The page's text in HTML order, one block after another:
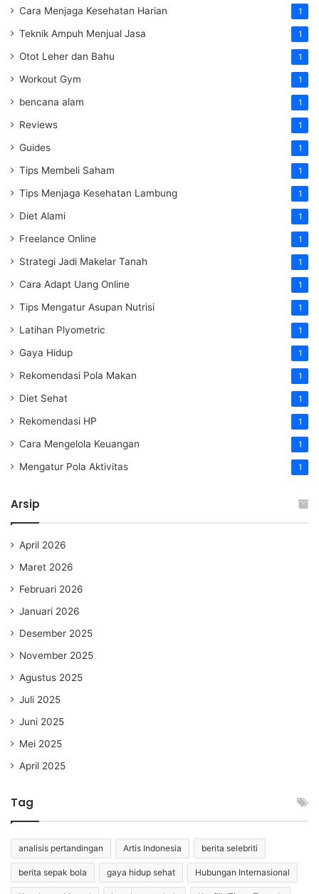
Cara Menjaga Kesehatan Harian 1
Teknik Ampuh Menjual Jasa 1
Otot Leher dan Bahu 1
Workout Gym 1
bencana alam 1
Reviews 1
Guides 1
Tips Membeli Saham 1
Tips Menjaga Kesehatan Lambung 1
Diet Alami 1
Freelance Online 1
Strategi Jadi Makelar Tanah 1
Cara Adapt Uang Online 1
Tips Mengatur Asupan Nutrisi 1
Latihan Plyometric 1
Gaya Hidup 1
Rekomendasi Pola Makan 1
Diet Sehat 1
Rekomendasi HP 1
Cara Mengelola Keuangan 1
Mengatur Pola Aktivitas 1
Arsip
April 2026
Maret 2026
Februari 2026
Januari 2026
Desember 2025
November 2025
Agustus 2025
Juli 2025
Juni 2025
Mei 2025
April 2025
Tag
analisis pertandingan Artis Indonesia berita selebriti
berita sepak bola gaya hidup sehat Hubungan Internasional